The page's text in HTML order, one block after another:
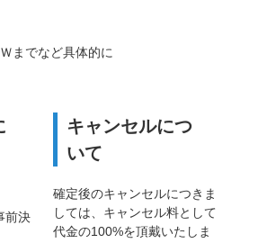
までなど具体的に
前決
キャンセルにつ
いて
確定後のキャンセルにつきま
しては、キャンセル料として
代金の100%を頂戴いたしま